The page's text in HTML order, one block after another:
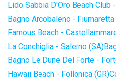
Lido Sabbia D'Oro Beach Club
Bagno Arcobaleno - Fiumaretta
Famous Beach -
La Conchiglia - Salerno (SA)
Bagno Le Dune Del Forte -
Hawaii Beach - Follonica (GR)